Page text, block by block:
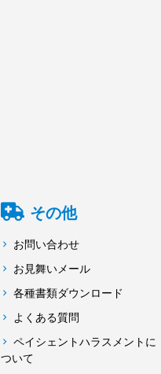
その他
お問い合わせ
お見舞いメール
各種書類ダウンロード
よくある質問
ペイシェントハラスメントに
ついて